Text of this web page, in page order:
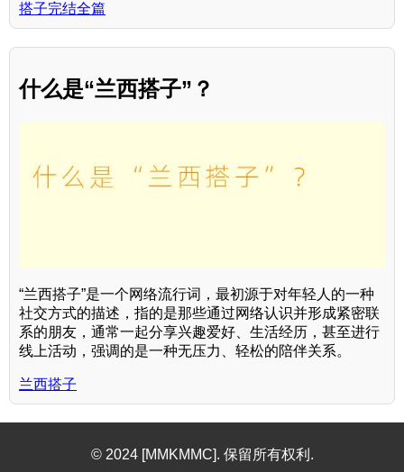
搭子完结全篇
什么是“兰西搭子”？
“兰西搭子”是一个网络流行词，最初源于对年轻人的一种
社交方式的描述，指的是那些通过网络认识并形成紧密联
系的朋友，通常一起分享兴趣爱好、生活经历，甚至进行
线上活动，强调的是一种无压力、轻松的陪伴关系。
兰西搭子
© 2024 [MMKMMC]. 保留所有权利.